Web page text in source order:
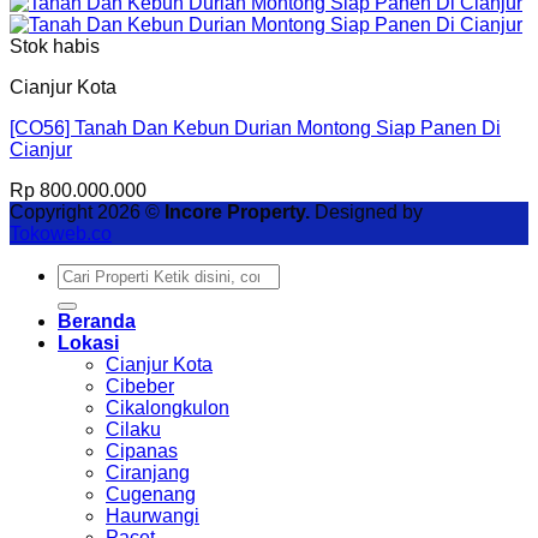
Stok habis
Cianjur Kota
[CO56] Tanah Dan Kebun Durian Montong Siap Panen Di
Cianjur
Rp 800.000.000
Copyright 2026 © Incore Property. Designed by
Tokoweb.co
Pencarian
untuk:
Beranda
Lokasi
Cianjur Kota
Cibeber
Cikalongkulon
Cilaku
Cipanas
Ciranjang
Cugenang
Haurwangi